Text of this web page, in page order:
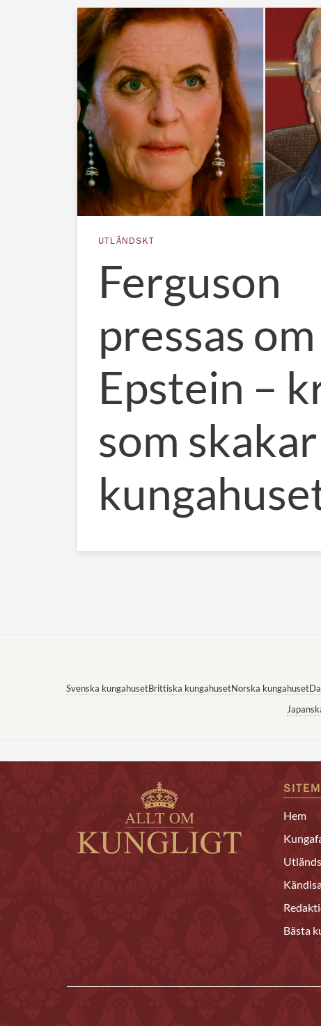
UTLÄNDSKT
Ferguson
pressas om
Epstein –
som skakar
Svenska kungahusetBrittiska kungahusetNorska kungahuset
Hem
Bästa